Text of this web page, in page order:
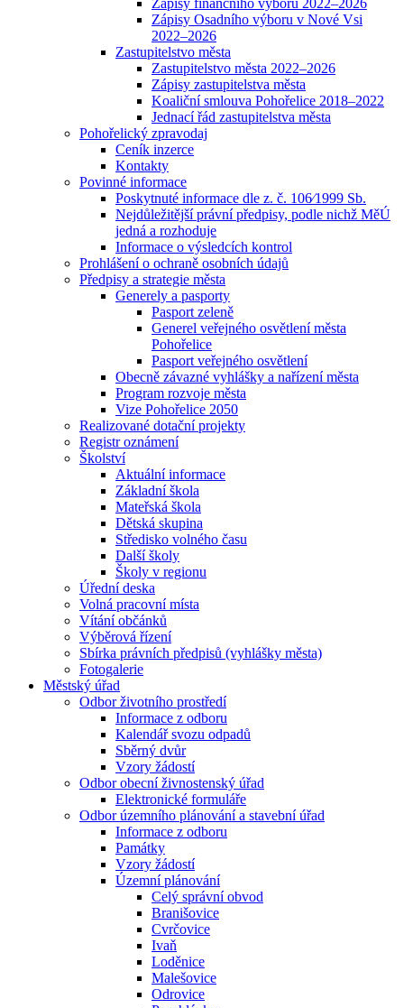
Zápisy finančního výboru 2022–2026
Zápisy Osadního výboru v Nové Vsi
2022–2026
Zastupitelstvo města
Zastupitelstvo města 2022–2026
Zápisy zastupitelstva města
Koaliční smlouva Pohořelice 2018–2022
Jednací řád zastupitelstva města
Pohořelický zpravodaj
Ceník inzerce
Kontakty
Povinné informace
Poskytnuté informace dle z. č. 106⁄1999 Sb.
Nejdůležitější právní předpisy, podle nichž MěÚ
jedná a rozhoduje
Informace o výsledcích kontrol
Prohlášení o ochraně osobních údajů
Předpisy a strategie města
Generely a pasporty
Pasport zeleně
Generel veřejného osvětlení města
Pohořelice
Pasport veřejného osvětlení
Obecně závazné vyhlášky a nařízení města
Program rozvoje města
Vize Pohořelice 2050
Realizované dotační projekty
Registr oznámení
Školství
Aktuální informace
Základní škola
Mateřská škola
Dětská skupina
Středisko volného času
Další školy
Školy v regionu
Úřední deska
Volná pracovní místa
Vítání občánků
Výběrová řízení
Sbírka právních předpisů (vyhlášky města)
Fotogalerie
Městský úřad
Odbor životního prostředí
Informace z odboru
Kalendář svozu odpadů
Sběrný dvůr
Vzory žádostí
Odbor obecní živnostenský úřad
Elektronické formuláře
Odbor územního plánování a stavební úřad
Informace z odboru
Památky
Vzory žádostí
Územní plánování
Celý správní obvod
Branišovice
Cvrčovice
Ivaň
Loděnice
Malešovice
Odrovice